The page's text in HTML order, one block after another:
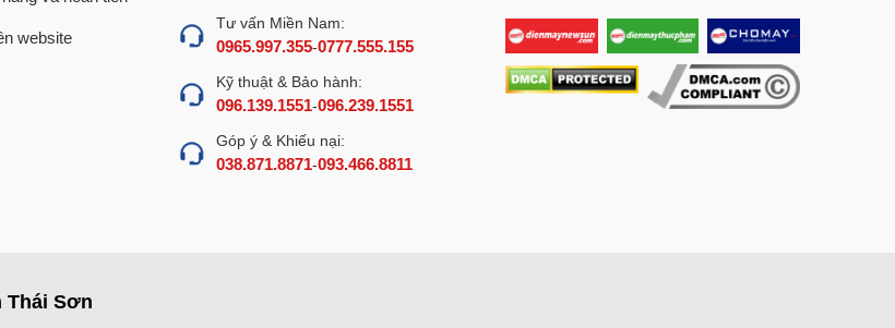
website
Tư vấn Miền Nam:
0965.997.355-0777.555.155
Kỹ thuật & Bảo hành:
096.139.1551-096.239.1551
Góp ý & Khiếu nại:
038.871.8871-093.466.8811
Thái Sơn